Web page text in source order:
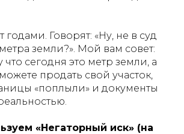
годами. Говорят: «Ну, не в суд
земли?». Мой вам совет:
что сегодня это метр земли, а
продать свой участок,
«поплыли» и документы
«Негаторный иск» (на